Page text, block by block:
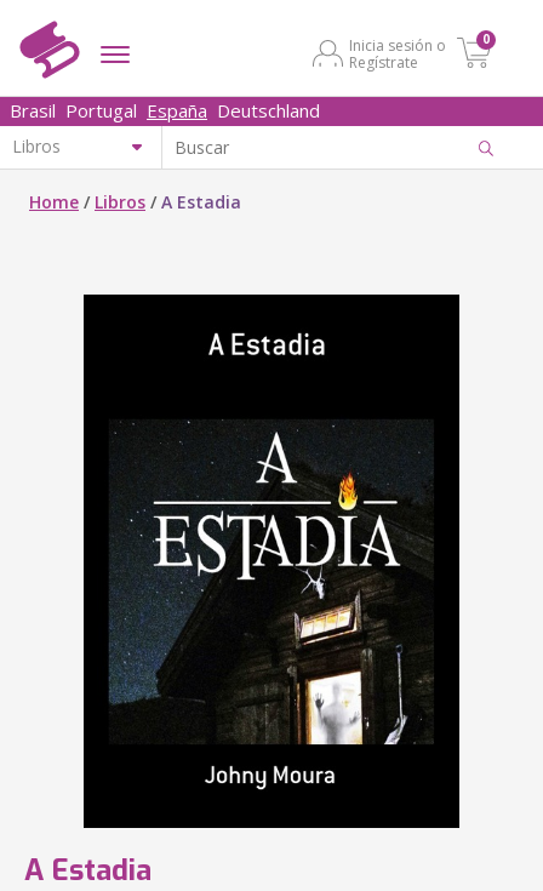
Inicia sesión o
Regístrate
0
Brasil Portugal España Deutschland
Home / Libros /A Estadia
A Estadia